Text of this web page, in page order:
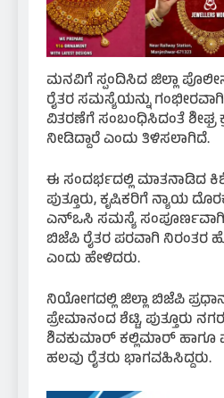
ಮನವಿಗೆ ಸ್ಪಂದಿಸಿದ ಜಿಲ್ಲಾ
ರೈತರ ಸಮಸ್ಯೆಯನ್ನು
ವಿತರಣೆಗೆ ಸಂಬಂಧಿಸಿದಂತೆ ಶೀಘ್ರ
ನೀಡಿದ್ದಾರೆ ಎಂದು ತಿಳಿಸಲಾಗಿದೆ.
ಈ ಸಂದರ್ಭದಲ್ಲಿ ಮಾತನಾಡಿದ
ಪುತ್ತೂರು, ಕೃಷಿಕರಿಗೆ ನ್ಯಾಯ
ಎನ್‌ಒಸಿ ಸಮಸ್ಯೆ
ಬಿಜೆಪಿ ರೈತರ ಪರವಾಗಿ
ಎಂದು ಹೇಳಿದರು.
ನಿಯೋಗದಲ್ಲಿ ಜಿಲ್ಲಾ ಬಿಜೆಪಿ
ಪ್ರೇಮಾನಂದ ಶೆಟ್ಟಿ, ಪುತ್ತೂರು
ಶಿವಕುಮಾರ್ ಕಲ್ಲಿಮಾರ್ ಹಾಗೂ
ಹಲವು ರೈತರು ಭಾಗವಹಿಸಿದ್ದರು.